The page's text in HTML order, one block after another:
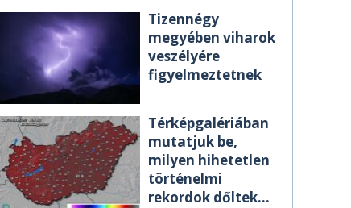
Tizennégy
megyében viharok
veszélyére
figyelmeztetnek
Térképgalériában
mutatjuk be,
milyen hihetetlen
történelmi
rekordok dőltek